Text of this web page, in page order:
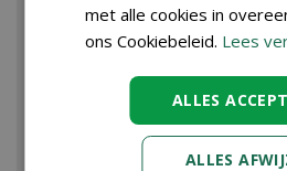
VIJVER
met alle cookies in
ons Cookiebeleid. Lees
ALLES
ALLES